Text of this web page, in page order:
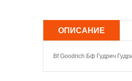
ОПИСАНИЕ
Bf Goodrich Бф Гудрич